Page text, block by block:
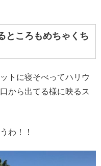
ところもめちゃくち
トに寝そべってハリウ
から出てる様に映るス
わ！！